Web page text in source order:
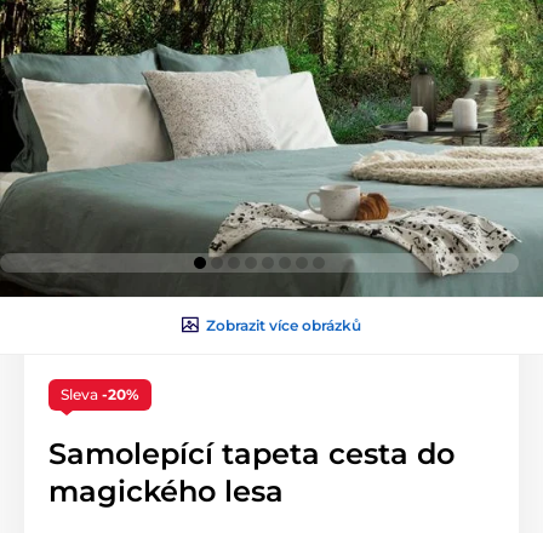
Zobrazit více obrázků
Sleva -20%
Samolepící tapeta cesta do
magického lesa